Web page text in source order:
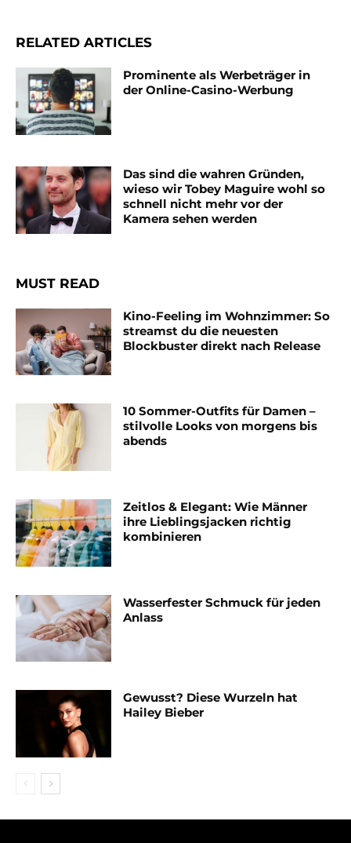
RELATED ARTICLES
Prominente als Werbeträger in
der Online-Casino-Werbung
Das sind die wahren Gründen,
wieso wir Tobey Maguire wohl so
schnell nicht mehr vor der
Kamera sehen werden
MUST READ
Kino-Feeling im Wohnzimmer: So
streamst du die neuesten
Blockbuster direkt nach Release
10 Sommer-Outfits für Damen –
stilvolle Looks von morgens bis
abends
Zeitlos & Elegant: Wie Männer
ihre Lieblingsjacken richtig
kombinieren
Wasserfester Schmuck für jeden
Anlass
Gewusst? Diese Wurzeln hat
Hailey Bieber